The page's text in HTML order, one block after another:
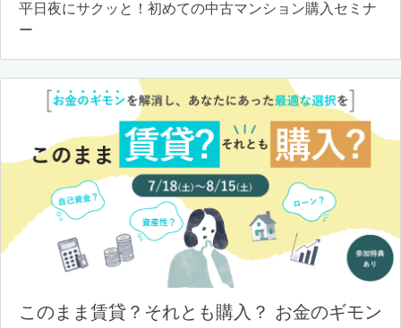
平日夜にサクッと！初めての中古マンション購入セミナ
ー
このまま賃貸？それとも購入？ お金のギモン